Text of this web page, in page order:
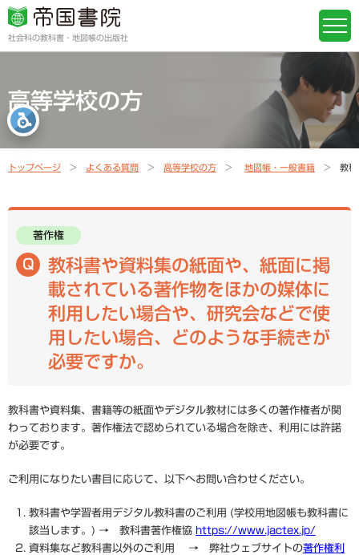
社会科の教科書・地図帳の出版社
高等学校の方
トップページ よくある質問 高等学校の方 地図帳・一般書籍 教科
著作権
教科書や資料集の紙面や、紙面に掲
載されている著作物をほかの媒体に
利用したい場合や、研究会などで使
用したい場合、どのような手続きが
必要ですか。
教科書や資料集、書籍等の紙面やデジタル教材には多くの著作権者が関
わっております。著作権法で認められている場合を除き、利用には許諾
が必要です。
ご利用になりたい書目に応じて、以下へお問い合わせください。
教科書や学習者用デジタル教科書のご利用 (学校用地図帳も教科書に
該当します。) → 教科書著作権協 https://www.jactex.jp/
資料集など教科書以外のご利用 → 弊社ウェブサイトの著作権利